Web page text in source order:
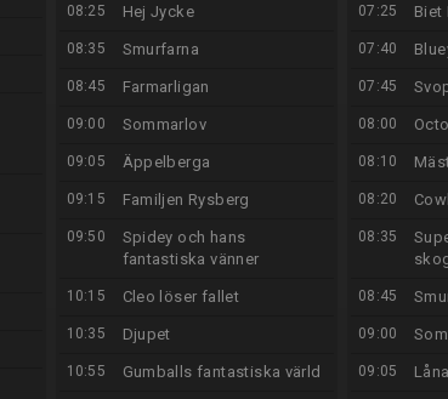
08:25 Hej Jycke
08:35 Smurfarna
08:45 Farmarligan
09:00 Sommarlov
09:05 Äppelberga
09:15 Familjen Rysberg
09:50
Spidey och hans
fantastiska vänner
10:15 Cleo löser fallet
10:35 Djupet
10:55 Gumballs fantastiska värld
07:25 Biet
07:40
07:45
08:00
08:10
08:20
08:35
08:45
09:00
09:05